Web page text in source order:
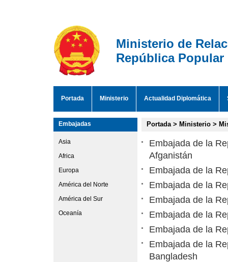
Ministerio de
República Popular
Portada Ministerio Actualidad Diplomática
Embajadas
Asia
Africa
Europa
América del Norte
América del Sur
Oceanía
Portada> Ministerio >
Embajada de la
Afganistán
Embajada de la
Embajada de la
Embajada de la
Embajada de la
Embajada de la
Embajada de la
Bangladesh